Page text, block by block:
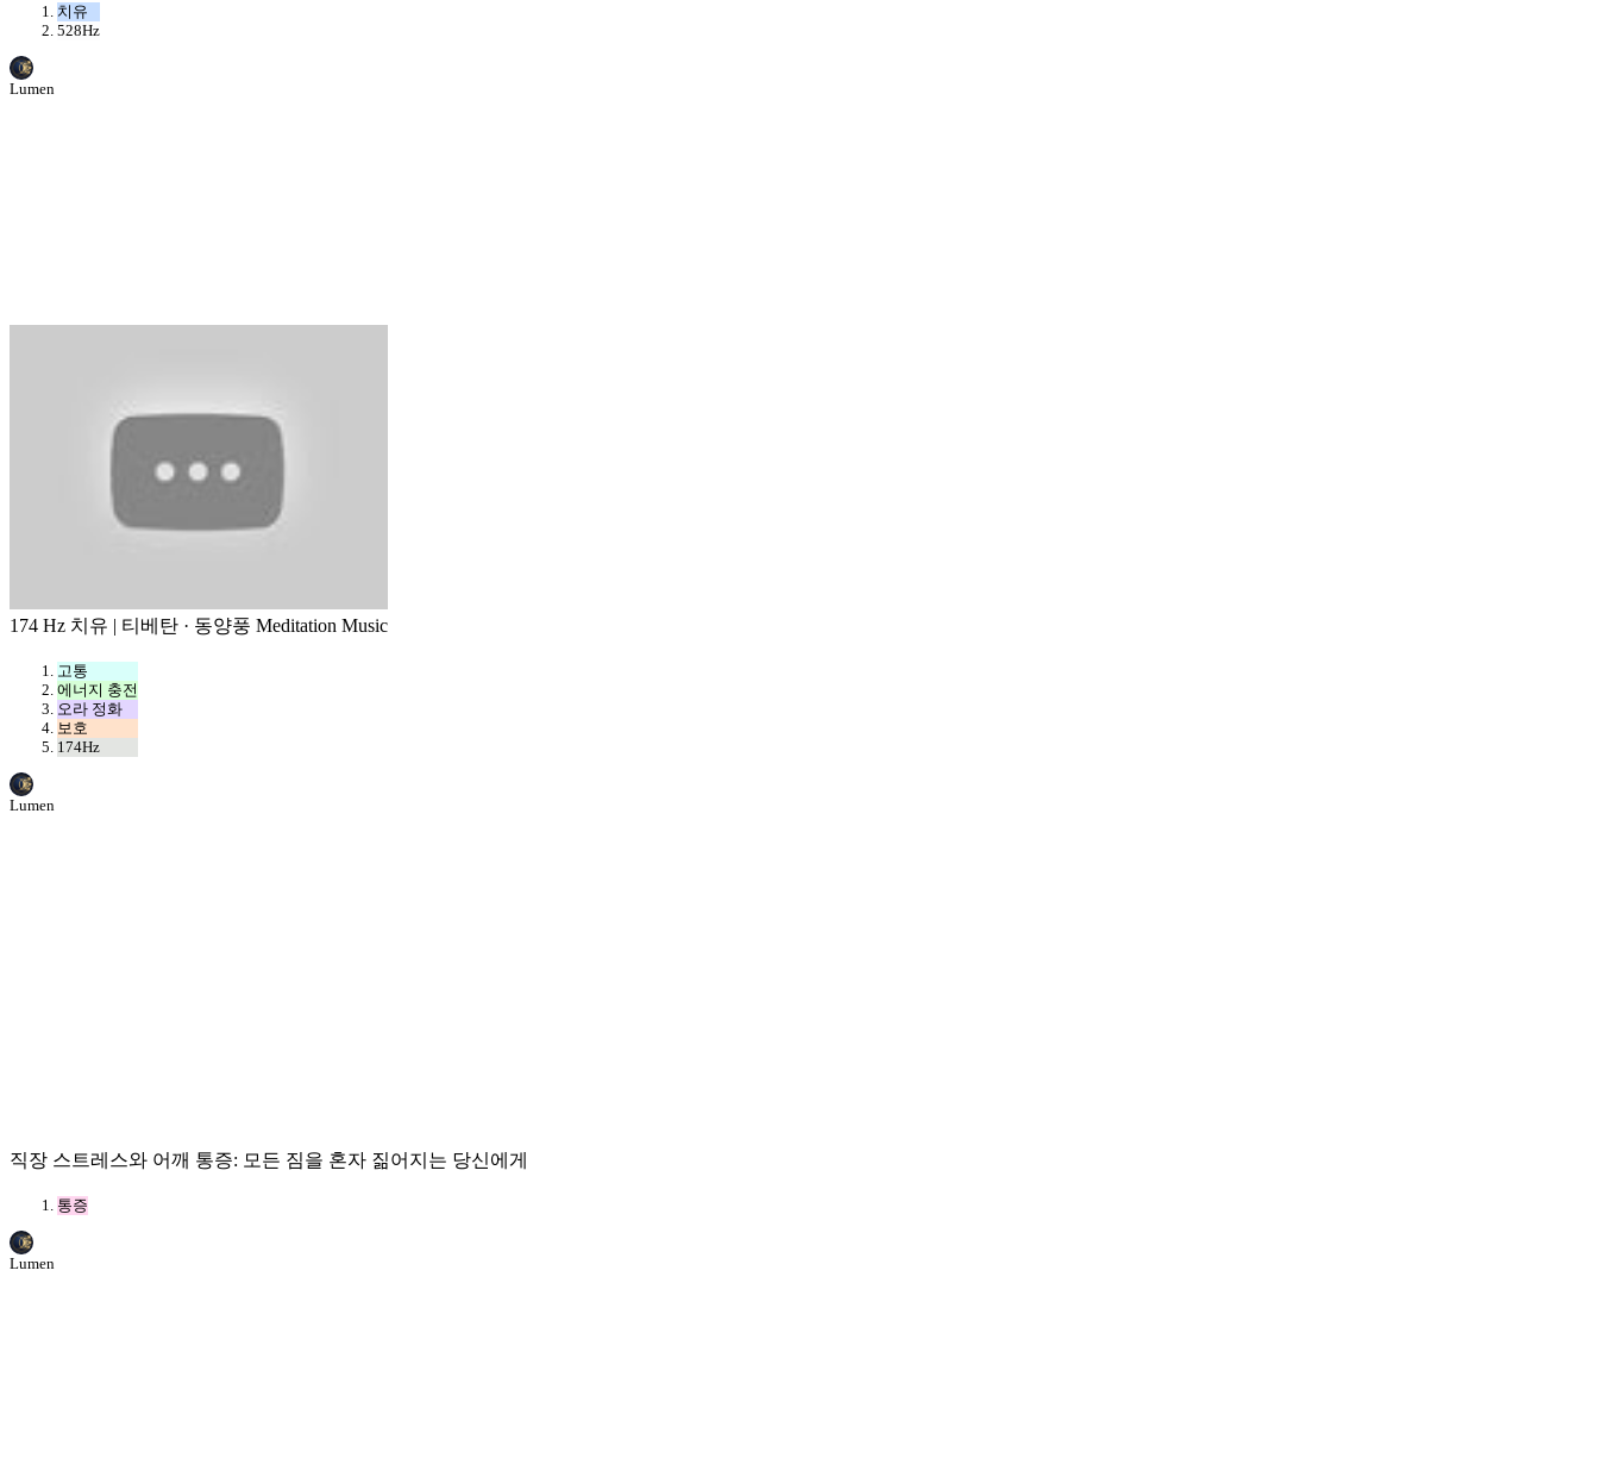
치유
528Hz
Lumen
174 Hz 치유 | 티베탄 · 동양풍 Meditation Music
고통
에너지 충전
오라 정화
보호
174Hz
Lumen
직장 스트레스와 어깨 통증: 모든 짐을 혼자 짊어지는 당신에게
통증
Lumen